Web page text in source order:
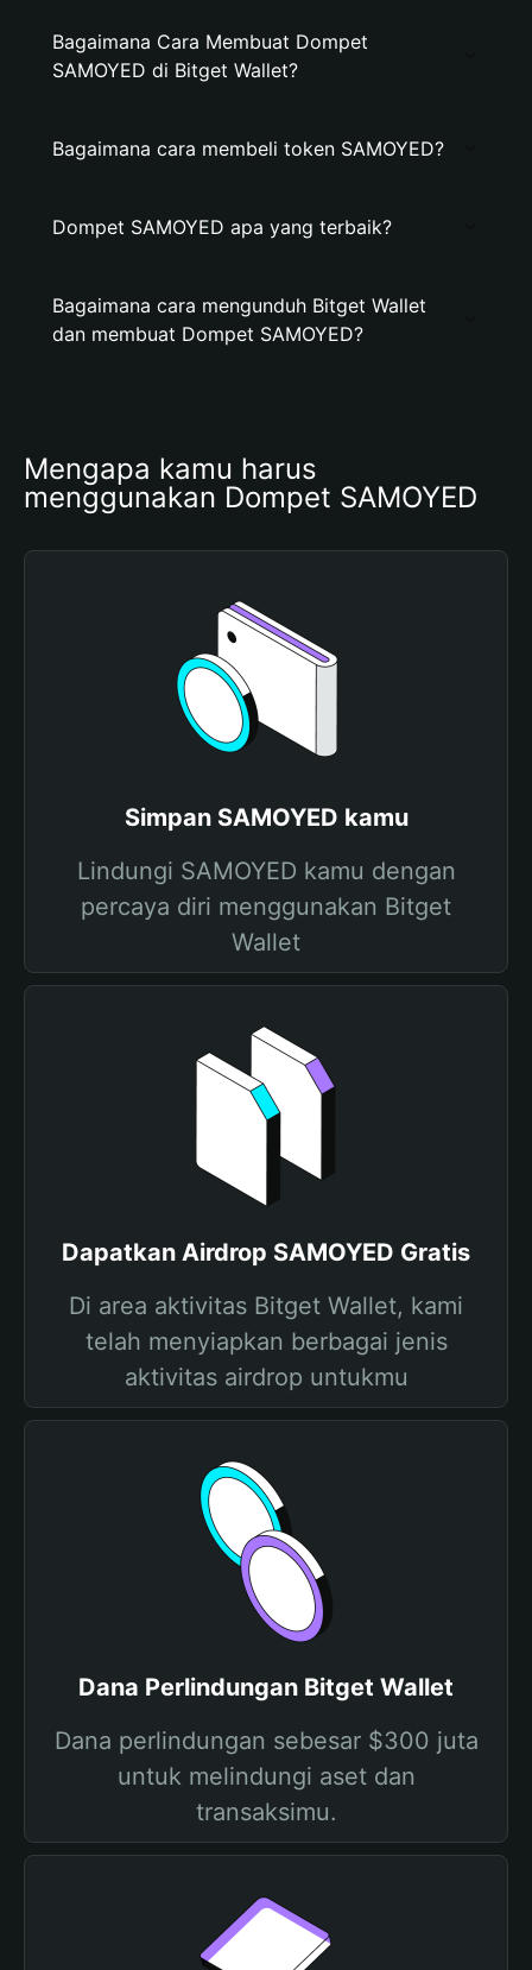
Bagaimana Cara Membuat Dompet
SAMOYED di Bitget Wallet?
Bagaimana cara membeli token SAMOYED?
Dompet SAMOYED apa yang terbaik?
Bagaimana cara mengunduh Bitget Wallet
dan membuat Dompet SAMOYED?
Mengapa kamu harus
menggunakan Dompet SAMOYED
Simpan SAMOYED kamu
Lindungi SAMOYED kamu dengan
percaya diri menggunakan Bitget
Wallet
Dapatkan Airdrop SAMOYED Gratis
Di area aktivitas Bitget Wallet, kami
telah menyiapkan berbagai jenis
aktivitas airdrop untukmu
Dana Perlindungan Bitget Wallet
Dana perlindungan sebesar $300 juta
untuk melindungi aset dan
transaksimu.